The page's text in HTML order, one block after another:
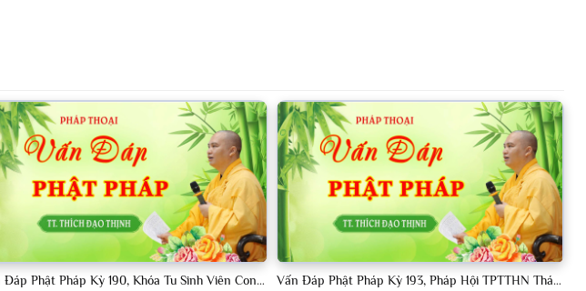
Vấn Đáp Phật Pháp Kỳ 190, Khóa Tu Sinh Viên Con Kể Bụt Nghe Tháng 05, 2023 TT. Thích Đạo Thịnh - CKN Vấn Đáp Phật Pháp Kỳ 193, Pháp Hội TPTTHN Tháng 04/2023 TT. Thích Đạo Thịnh - CKN